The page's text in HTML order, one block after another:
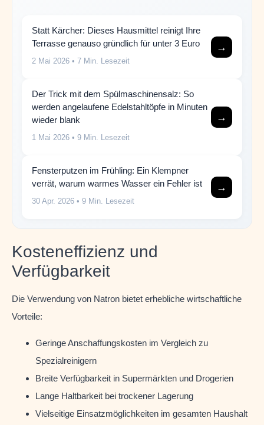
Statt Kärcher: Dieses Hausmittel reinigt Ihre
Terrasse genauso gründlich für unter 3 Euro
2 Mai 2026 • 7 Min. Lesezeit
→
Der Trick mit dem Spülmaschinensalz: So
werden angelaufene Edelstahltöpfe in Minuten
wieder blank
1 Mai 2026 • 9 Min. Lesezeit
→
Fensterputzen im Frühling: Ein Klempner
verrät, warum warmes Wasser ein Fehler ist
30 Apr. 2026 • 9 Min. Lesezeit
→
Kosteneffizienz und
Verfügbarkeit
Die Verwendung von Natron bietet erhebliche wirtschaftliche
Vorteile:
Geringe Anschaffungskosten im Vergleich zu
Spezialreinigern
Breite Verfügbarkeit in Supermärkten und Drogerien
Lange Haltbarkeit bei trockener Lagerung
Vielseitige Einsatzmöglichkeiten im gesamten Haushalt